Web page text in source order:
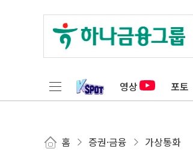
영상 포토
홈 증권·금융 가상통화